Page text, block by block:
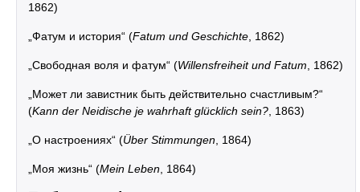
1862)
„Фатум и история“ (Fatum und Geschichte, 1862)
„Свободная воля и фатум“ (Willensfreiheit und Fatum, 1862)
„Может ли завистник быть действительно счастливым?“
(Kann der Neidische je wahrhaft glücklich sein?, 1863)
„О настроениях“ (Über Stimmungen, 1864)
„Моя жизнь“ (Mein Leben, 1864)